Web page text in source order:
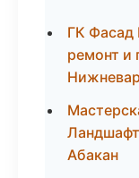
ГК Фасад
ремонт и
Абакан